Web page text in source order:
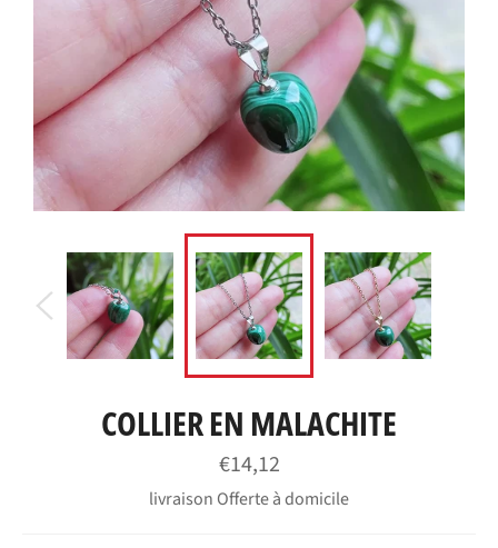
COLLIER EN MALACHITE
Prix
régulier
€14,12
livraison Offerte à domicile